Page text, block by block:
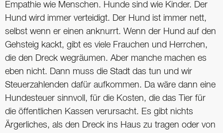
Empathie wie Menschen. Hunde sind wie Kinder. Der
Hund wird immer verteidigt. Der Hund ist immer nett,
selbst wenn er einen anknurrt. Wenn der Hund auf den
Gehsteig kackt, gibt es viele Frauchen und Herrchen,
die den Dreck wegräumen. Aber manche machen es
eben nicht. Dann muss die Stadt das tun und wir
Steuerzahlenden dafür aufkommen. Da wäre dann eine
Hundesteuer sinnvoll, für die Kosten, die das Tier für
die öffentlichen Kassen verursacht. Es gibt nichts
Ärgerliches, als den Dreck ins Haus zu tragen oder von